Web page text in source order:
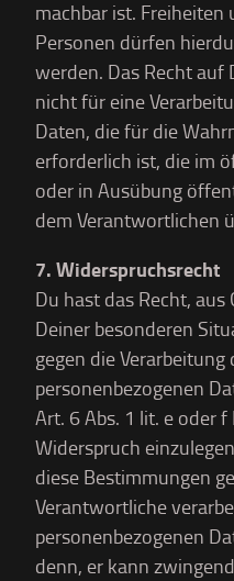
machbar ist. Freiheiten
Personen dürfen
werden. Das Recht
nicht für eine
Daten, die für die
erforderlich ist, die im
oder in Ausübung
dem Verantwortlichen
7. Widerspruchsrecht
Du hast das Recht,
Deiner besonderen
gegen die
personenbezogenen
Art. 6 Abs. 1 lit. e oder f
Widerspruch
diese Bestimmungen
Verantwortliche
personenbezogenen
denn, er kann